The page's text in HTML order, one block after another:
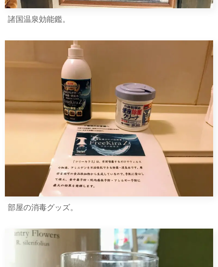
諸国温泉効能鑑。
部屋の消毒グッズ。